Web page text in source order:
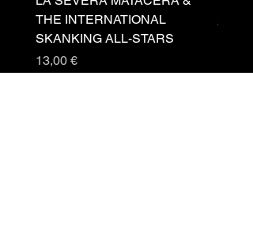
THE INTERNATIONAL
SKANKING ALL-STARS
Prezzo
13,00 €
Prezzo
32,00 €